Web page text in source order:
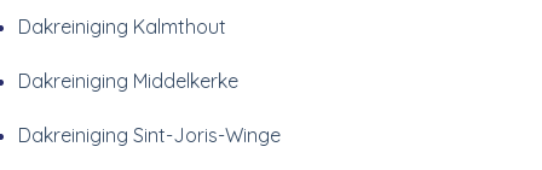
Dakreiniging Kalmthout
Dakreiniging Middelkerke
Dakreiniging Sint-Joris-Winge